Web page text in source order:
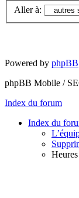
Aller à:
Powered by phpBB
phpBB Mobile /
Index du forum
Index du